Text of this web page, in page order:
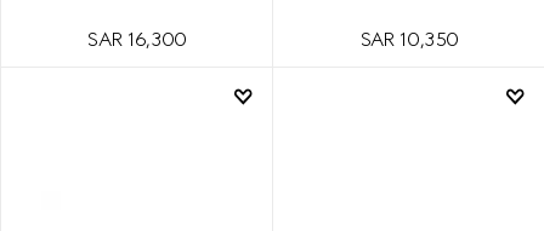
SAR 16,300 SAR 10,350